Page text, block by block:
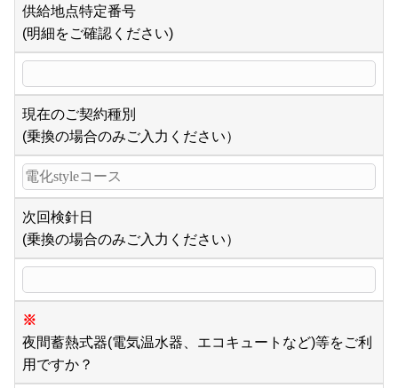
供給地点特定番号
(明細をご確認ください)
現在のご契約種別
(乗換の場合のみご入力ください）
次回検針日
(乗換の場合のみご入力ください）
※
夜間蓄熱式器(電気温水器、エコキュートなど)等をご利
用ですか？